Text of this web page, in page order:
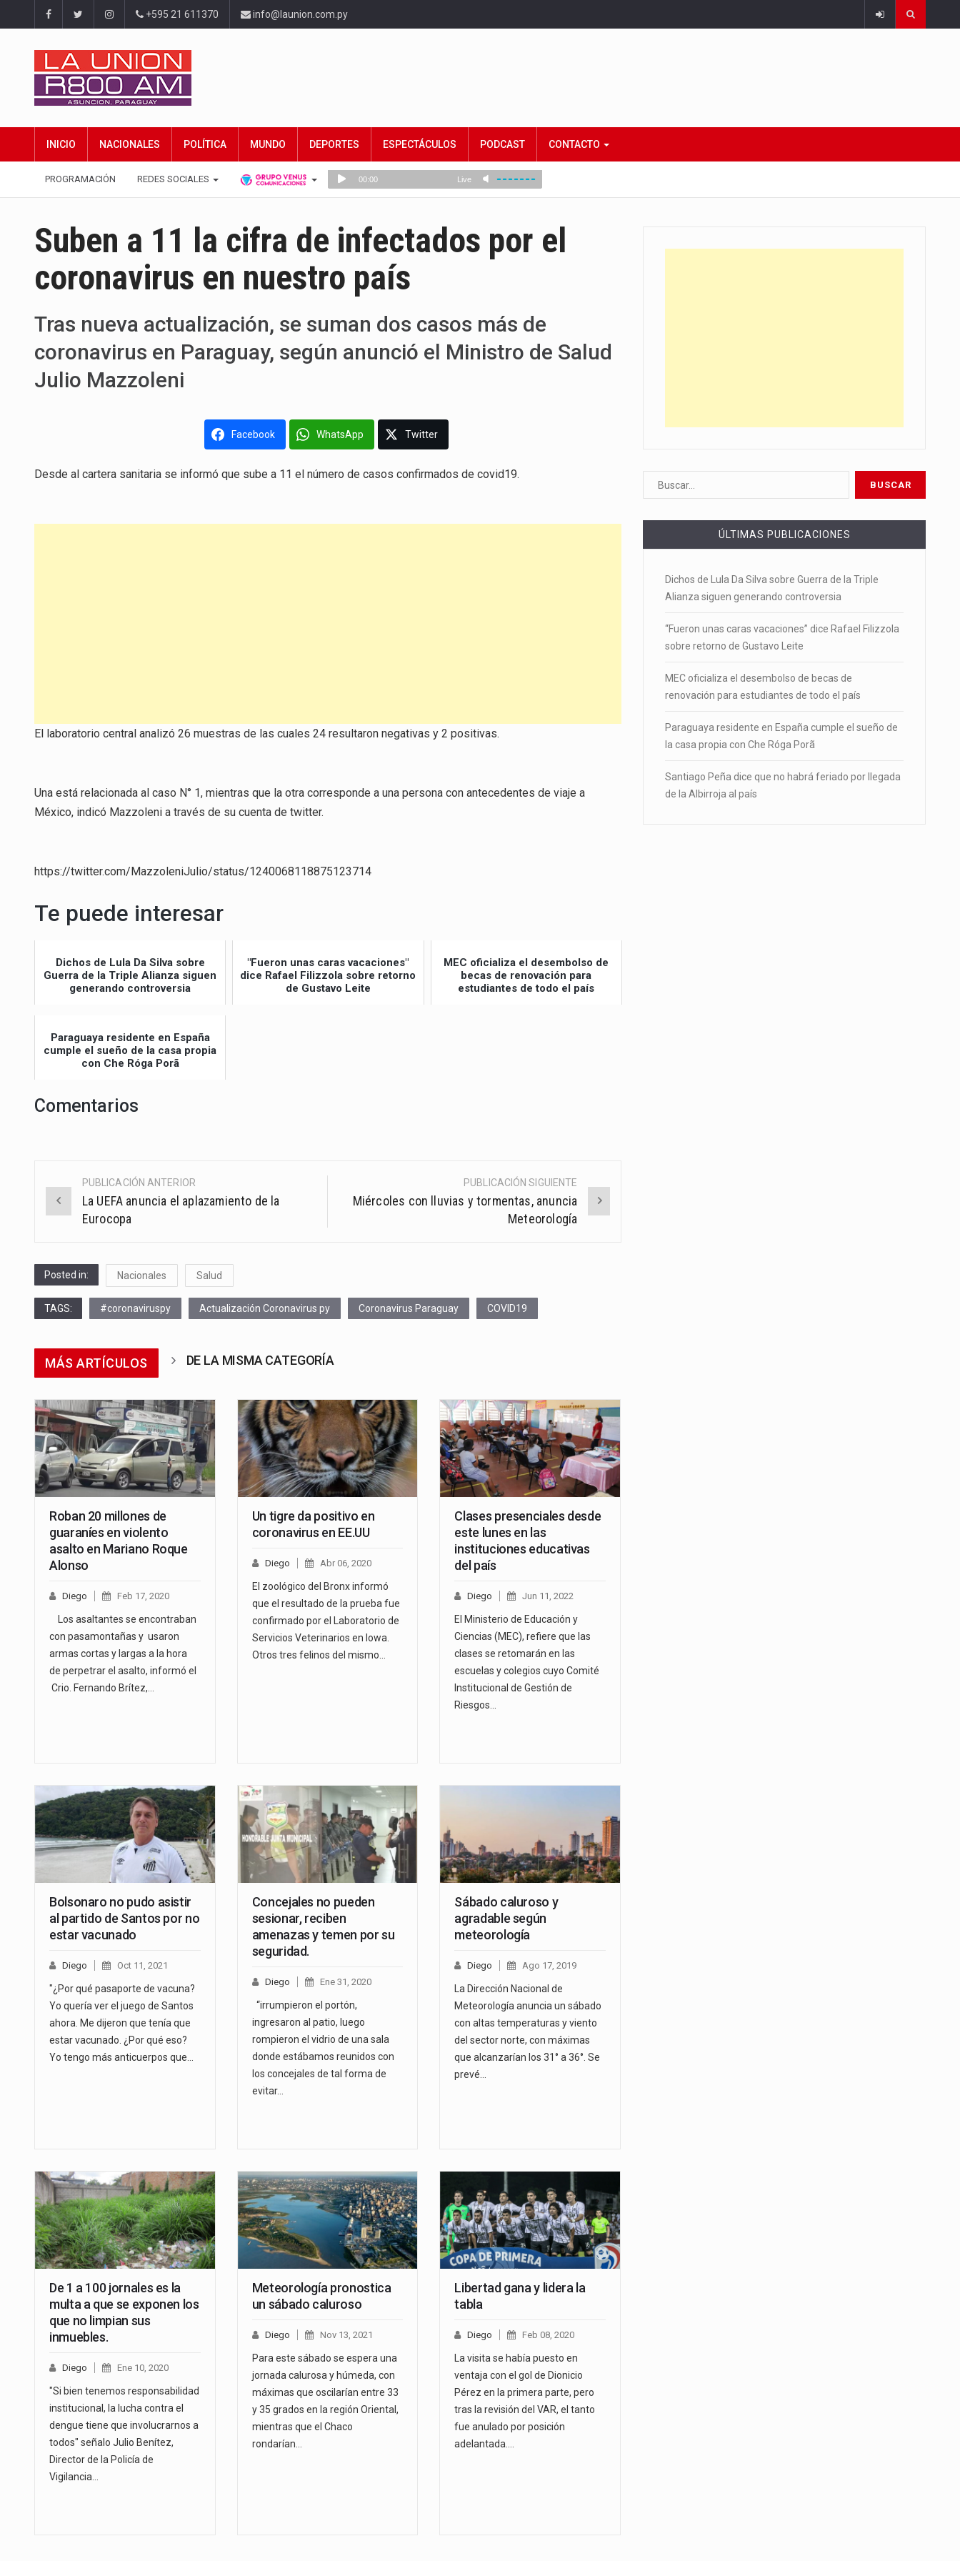
+595 21 611370 info@launion.com.py
INICIO NACIONALES POLÍTICA MUNDO DEPORTES ESPECTÁCULOS PODCAST CONTACTO
PROGRAMACIÓN REDES SOCIALES
Suben a 11 la cifra de infectados por el
coronavirus en nuestro país
Tras nueva actualización, se suman dos casos más de
coronavirus en Paraguay, según anunció el Ministro de Salud
Julio Mazzoleni
Facebook WhatsApp Twitter
Desde al cartera sanitaria se informó que sube a 11 el número de casos confirmados de covid19.
El laboratorio central analizó 26 muestras de las cuales 24 resultaron negativas y 2 positivas.
Una está relacionada al caso N° 1, mientras que la otra corresponde a una persona con antecedentes de viaje a
México, indicó Mazzoleni a través de su cuenta de twitter.
https://twitter.com/MazzoleniJulio/status/1240068118875123714
Te puede interesar
Dichos de Lula Da Silva sobre
Guerra de la Triple Alianza siguen
generando controversia
"Fueron unas caras vacaciones"
dice Rafael Filizzola sobre retorno
de Gustavo Leite
MEC oficializa el desembolso de
becas de renovación para
estudiantes de todo el país
Paraguaya residente en España
cumple el sueño de la casa propia
con Che Róga Porã
Comentarios
Post
navigation
PUBLICACIÓN ANTERIOR
La UEFA anuncia el aplazamiento de la
Eurocopa
PUBLICACIÓN SIGUIENTE
Miércoles con lluvias y tormentas, anuncia
Meteorología
Posted in: Nacionales Salud
TAGS: #coronaviruspy Actualización Coronavirus py Coronavirus Paraguay COVID19
MÁS ARTÍCULOS DE LA MISMA CATEGORÍA
Roban 20 millones de
guaraníes en violento
asalto en Mariano Roque
Alonso
Diego Feb 17, 2020
Los asaltantes se encontraban
con pasamontañas y usaron
armas cortas y largas a la hora
de perpetrar el asalto, informó el
Crio. Fernando Brítez,…
Un tigre da positivo en
coronavirus en EE.UU
Diego Abr 06, 2020
El zoológico del Bronx informó
que el resultado de la prueba fue
confirmado por el Laboratorio de
Servicios Veterinarios en Iowa.
Otros tres felinos del mismo…
Clases presenciales desde
este lunes en las
instituciones educativas
del país
Diego Jun 11, 2022
El Ministerio de Educación y
Ciencias (MEC), refiere que las
clases se retomarán en las
escuelas y colegios cuyo Comité
Institucional de Gestión de
Riesgos…
Bolsonaro no pudo asistir
al partido de Santos por no
estar vacunado
Diego Oct 11, 2021
"¿Por qué pasaporte de vacuna?
Yo quería ver el juego de Santos
ahora. Me dijeron que tenía que
estar vacunado. ¿Por qué eso?
Yo tengo más anticuerpos que…
Concejales no pueden
sesionar, reciben
amenazas y temen por su
seguridad.
Diego Ene 31, 2020
“irrumpieron el portón,
ingresaron al patio, luego
rompieron el vidrio de una sala
donde estábamos reunidos con
los concejales de tal forma de
evitar…
Sábado caluroso y
agradable según
meteorología
Diego Ago 17, 2019
La Dirección Nacional de
Meteorología anuncia un sábado
con altas temperaturas y viento
del sector norte, con máximas
que alcanzarían los 31° a 36°. Se
prevé…
De 1 a 100 jornales es la
multa a que se exponen los
que no limpian sus
inmuebles.
Diego Ene 10, 2020
"Si bien tenemos responsabilidad
institucional, la lucha contra el
dengue tiene que involucrarnos a
todos" señalo Julio Benítez,
Director de la Policía de
Vigilancia…
Meteorología pronostica
un sábado caluroso
Diego Nov 13, 2021
Para este sábado se espera una
jornada calurosa y húmeda, con
máximas que oscilarían entre 33
y 35 grados en la región Oriental,
mientras que el Chaco
rondarían…
Libertad gana y lidera la
tabla
Diego Feb 08, 2020
La visita se había puesto en
ventaja con el gol de Dionicio
Pérez en la primera parte, pero
tras la revisión del VAR, el tanto
fue anulado por posición
adelantada.…
ÚLTIMAS PUBLICACIONES
Dichos de Lula Da Silva sobre Guerra de la Triple
Alianza siguen generando controversia
“Fueron unas caras vacaciones” dice Rafael Filizzola
sobre retorno de Gustavo Leite
MEC oficializa el desembolso de becas de
renovación para estudiantes de todo el país
Paraguaya residente en España cumple el sueño de
la casa propia con Che Róga Porã
Santiago Peña dice que no habrá feriado por llegada
de la Albirroja al país